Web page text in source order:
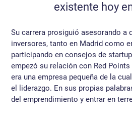
existente hoy
Su carrera prosiguió asesorando a
inversores, tanto en Madrid como
participando en consejos de
empezó su relación con Red
era una empresa pequeña de la
el liderazgo. En sus propias
del emprendimiento y entrar en